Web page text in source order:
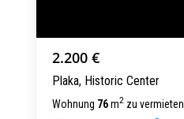
2.200 €
Plaka, Historic Center
Wohnung 76m2 zu vermieten